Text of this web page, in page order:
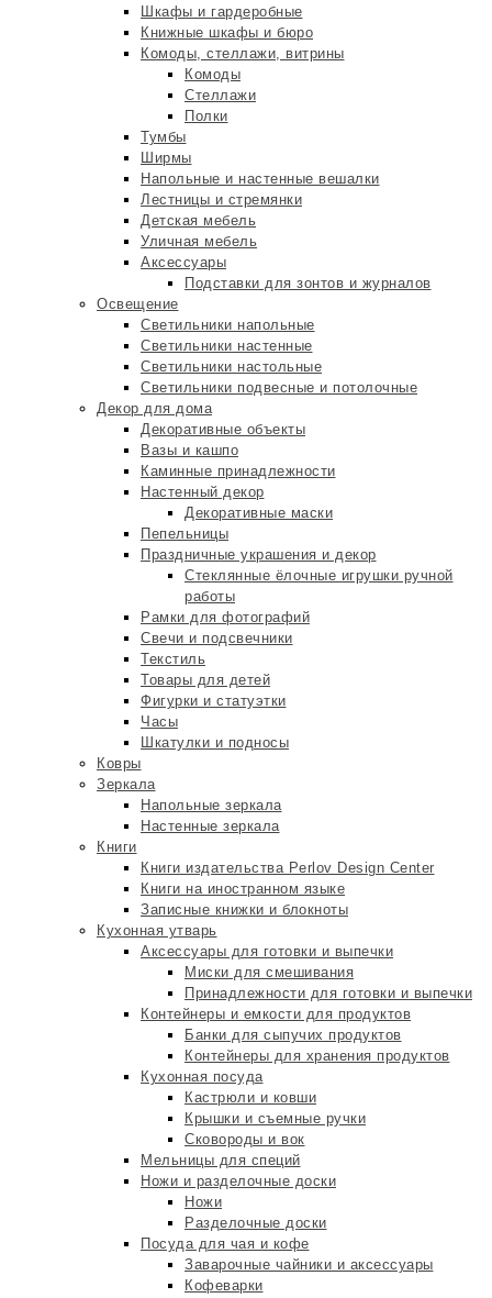
Шкафы и гардеробные
Книжные шкафы и бюро
Комоды, стеллажи, витрины
Комоды
Стеллажи
Полки
Тумбы
Ширмы
Напольные и настенные вешалки
Лестницы и стремянки
Детская мебель
Уличная мебель
Аксессуары
Подставки для зонтов и журналов
Освещение
Светильники напольные
Светильники настенные
Светильники настольные
Светильники подвесные и потолочные
Декор для дома
Декоративные объекты
Вазы и кашпо
Каминные принадлежности
Настенный декор
Декоративные маски
Пепельницы
Праздничные украшения и декор
Стеклянные ёлочные игрушки ручной
работы
Рамки для фотографий
Свечи и подсвечники
Текстиль
Товары для детей
Фигурки и статуэтки
Часы
Шкатулки и подносы
Ковры
Зеркала
Напольные зеркала
Настенные зеркала
Книги
Книги издательства Perlov Design Center
Книги на иностранном языке
Записные книжки и блокноты
Кухонная утварь
Аксессуары для готовки и выпечки
Миски для смешивания
Принадлежности для готовки и выпечки
Контейнеры и емкости для продуктов
Банки для сыпучих продуктов
Контейнеры для хранения продуктов
Кухонная посуда
Кастрюли и ковши
Крышки и съемные ручки
Сковороды и вок
Мельницы для специй
Ножи и разделочные доски
Ножи
Разделочные доски
Посуда для чая и кофе
Заварочные чайники и аксессуары
Кофеварки